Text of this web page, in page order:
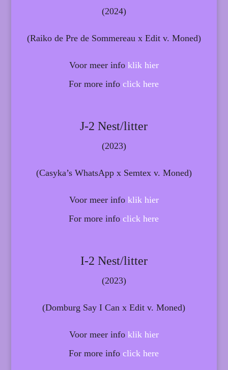
(2024)
(Raiko de Pre de Sommereau x Edit v. Moned)
Voor meer info klik hier
For more infoclick here
J-2 Nest/litter
(2023)
(Casyka’s WhatsApp x Semtex v. Moned)
Voor meer info klik hier
For more infoclick here
I-2 Nest/litter
(2023)
(Domburg Say I Can x Edit v. Moned)
Voor meer info klik hier
For more infoclick here